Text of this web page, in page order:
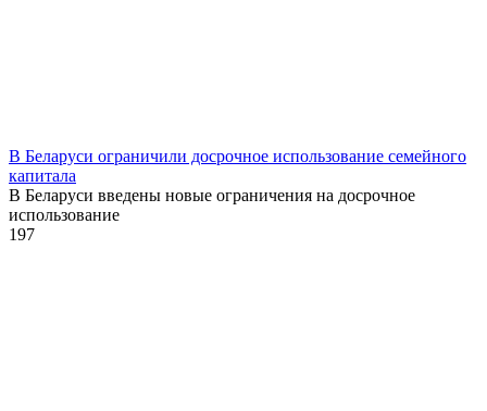
В Беларуси ограничили досрочное использование семейного
капитала
В Беларуси введены новые ограничения на досрочное
использование
197